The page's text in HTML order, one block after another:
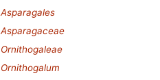
Asparagales
Asparagaceae
Ornithogaleae
Ornithogalum